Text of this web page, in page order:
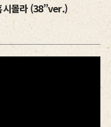
시몰라 (38”ver.)